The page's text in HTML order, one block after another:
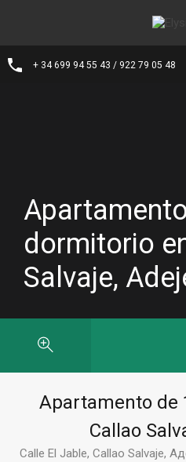
+ 34 699 94 55 43 / 922 79 05 48
dormitorio
Salvaje,
Apartamento de
Callao
Calle El Jable, Callao Salvaje,